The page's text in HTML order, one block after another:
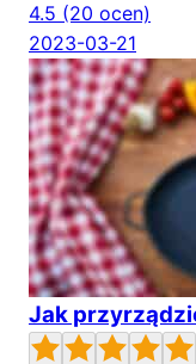
4.5 (20 ocen)
2023-03-21
Jak